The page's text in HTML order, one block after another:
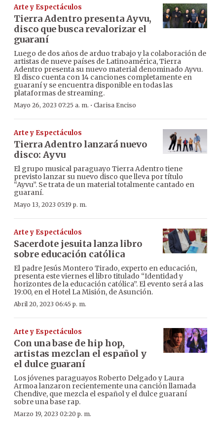
Arte y Espectáculos
Tierra Adentro presenta Ayvu,
disco que busca revalorizar el
guaraní
Luego de dos años de arduo trabajo y la colaboración de
artistas de nueve países de Latinoamérica, Tierra
Adentro presenta su nuevo material denominado Ayvu.
El disco cuenta con 14 canciones completamente en
guaraní y se encuentra disponible en todas las
plataformas de streaming.
Mayo 26, 2023 07:25 a. m. · Clarisa Enciso
Arte y Espectáculos
Tierra Adentro lanzará nuevo
disco: Ayvu
El grupo musical paraguayo Tierra Adentro tiene
previsto lanzar su nuevo disco que lleva por título
“Ayvu”. Se trata de un material totalmente cantado en
guaraní.
Mayo 13, 2023 05:19 p. m.
Arte y Espectáculos
Sacerdote jesuita lanza libro
sobre educación católica
El padre Jesús Montero Tirado, experto en educación,
presenta este viernes el libro titulado “Identidad y
horizontes de la educación católica”. El evento será a las
19:00, en el Hotel La Misión, de Asunción.
Abril 20, 2023 06:45 p. m.
Arte y Espectáculos
Con una base de hip hop,
artistas mezclan el español y
el dulce guaraní
Los jóvenes paraguayos Roberto Delgado y Laura
Armoa lanzaron recientemente una canción llamada
Chendive, que mezcla el español y el dulce guaraní
sobre una base rap.
Marzo 19, 2023 02:20 p. m.